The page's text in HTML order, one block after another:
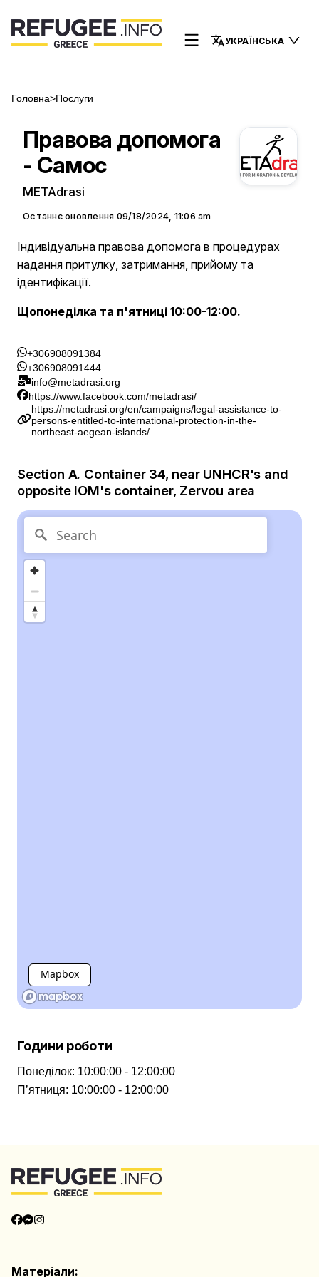
УКРАЇНСЬКА
Головна>Послуги
Правова допомога
- Самос
METAdrasi
Останнє оновлення 09/18/2024, 11:06 am
Індивідуальна правова допомога в процедурах
надання притулку, затримання, прийому та
ідентифікації.
Щопонеділка та п'ятниці 10:00-12:00.
+306908091384
+306908091444
info@metadrasi.org
https://www.facebook.com/metadrasi/
https://metadrasi.org/en/campaigns/legal-assistance-to-
persons-entitled-to-international-protection-in-the-
northeast-aegean-islands/
Section A. Container 34, near UNHCR's and
opposite IOM's container, Zervou area
Mapbox
Години роботи
Понеділок: 10:00:00 - 12:00:00
П’ятниця: 10:00:00 - 12:00:00
Матеріали: